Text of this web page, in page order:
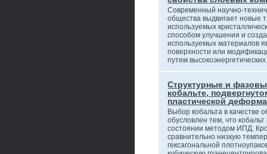
Современный научно-
общества выдвигает новые
используемых
способом улучшения и
используемых материалов
поверхности или
путем
Структурные и
кобальте,
пластической
Выбор кобальта в качестве
обусловлен тем, что
состоянии методом ИПД.
сравнительно низкую
гексагональной